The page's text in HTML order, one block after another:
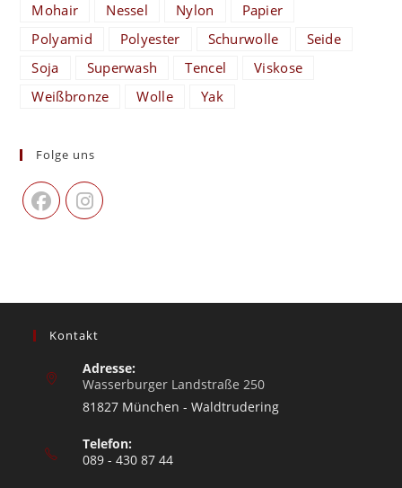
Mohair
Nessel Nylon
Papier
Polyamid
Polyester Schurwolle
Seide
Soja
Superwash Tencel
Viskose
Weißbronze
Wolle Yak
Folge uns
Kontakt
Adresse:
Wasserburger Landstraße 250
81827 München - Waldtrudering
Telefon:
089 - 430 87 44